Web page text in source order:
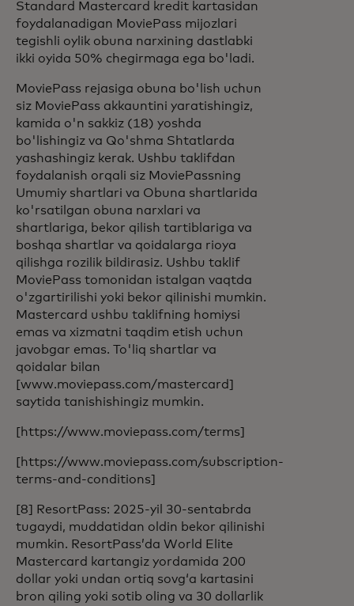
Standard Mastercard kredit kartasidan
foydalanadigan MoviePass mijozlari
tegishli oylik obuna narxining dastlabki
ikki oyida 50% chegirmaga ega bo'ladi.
MoviePass rejasiga obuna bo'lish uchun
siz MoviePass akkauntini yaratishingiz,
kamida o'n sakkiz (18) yoshda
bo'lishingiz va Qo'shma Shtatlarda
yashashingiz kerak. Ushbu taklifdan
foydalanish orqali siz MoviePassning
Umumiy shartlari va Obuna shartlarida
ko'rsatilgan obuna narxlari va
shartlariga, bekor qilish tartiblariga va
boshqa shartlar va qoidalarga rioya
qilishga rozilik bildirasiz. Ushbu taklif
MoviePass tomonidan istalgan vaqtda
o'zgartirilishi yoki bekor qilinishi mumkin.
Mastercard ushbu taklifning homiysi
emas va xizmatni taqdim etish uchun
javobgar emas. To'liq shartlar va
qoidalar bilan
[www.moviepass.com/mastercard]
saytida tanishishingiz mumkin.
[https://www.moviepass.com/terms]
[https://www.moviepass.com/subscription-
terms-and-conditions]
[8] ResortPass: 2025-yil 30-sentabrda
tugaydi, muddatidan oldin bekor qilinishi
mumkin. ResortPass’da World Elite
Mastercard kartangiz yordamida 200
dollar yoki undan ortiq sovg‘a kartasini
bron qiling yoki sotib oling va 30 dollarlik